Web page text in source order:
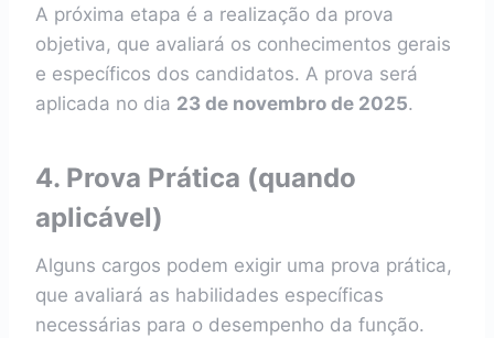
A próxima etapa é a realização da prova
objetiva, que avaliará os conhecimentos gerais
e específicos dos candidatos. A prova será
aplicada no dia 23 de novembro de 2025.
4. Prova Prática (quando
aplicável)
Alguns cargos podem exigir uma prova prática,
que avaliará as habilidades específicas
necessárias para o desempenho da função.